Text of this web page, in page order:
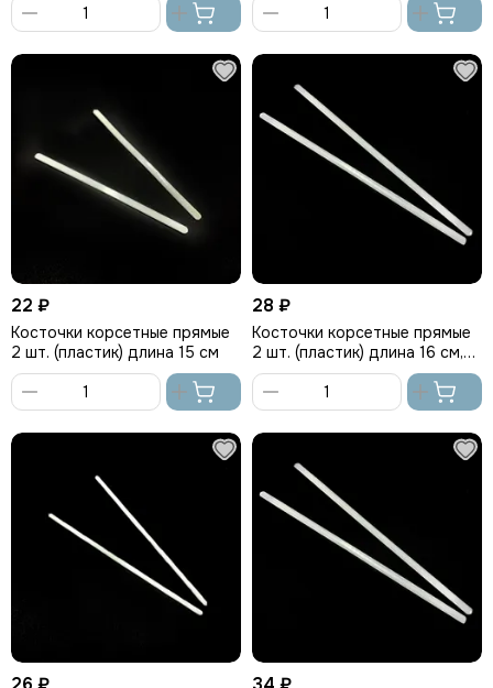
корзину
корзину
22 ₽
Косточки корсетные прямые
2 шт. (пластик) длина 15 см
корзину
28 ₽
Косточки корсетные прямые
2 шт. (пластик) длина 16 см,
Греция
корзину